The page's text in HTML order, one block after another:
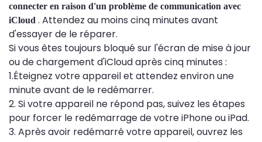
connecter en raison d'un problème de communication avec
iCloud . Attendez au moins cinq minutes avant
d'essayer de le réparer.
Si vous êtes toujours bloqué sur l'écran de mise à jour
ou de chargement d'iCloud après cinq minutes :
1.Éteignez votre appareil et attendez environ une
minute avant de le redémarrer.
2. Si votre appareil ne répond pas, suivez les étapes
pour forcer le redémarrage de votre iPhone ou iPad.
3. Après avoir redémarré votre appareil, ouvrez les